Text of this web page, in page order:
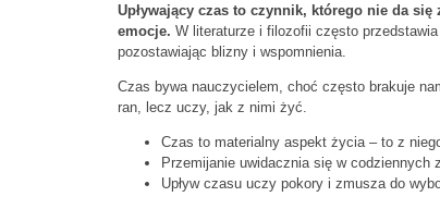
Upływający czas to czynnik, którego nie da
emocje. W literaturze i filozofii często
pozostawiając blizny i wspomnienia.
Czas bywa nauczycielem, choć często brakuje
ran, lecz uczy, jak z nimi żyć.
Czas to materialny aspekt życia – to z
Przemijanie uwidacznia się w
Upływ czasu uczy pokory i zmusza do